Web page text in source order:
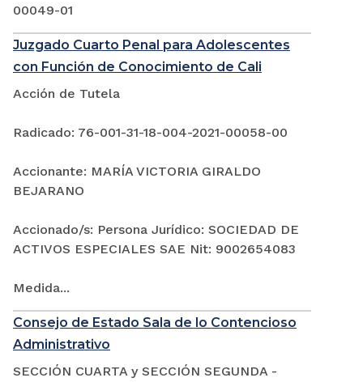
00049-01
Juzgado Cuarto Penal para Adolescentes
con Función de Conocimiento de Cali
Acción de Tutela
Radicado: 76-001-31-18-004-2021-00058-00
Accionante: MARÍA VICTORIA GIRALDO
BEJARANO
Accionado/s: Persona Jurídico: SOCIEDAD DE
ACTIVOS ESPECIALES SAE Nit: 9002654083
Medida...
Consejo de Estado Sala de lo Contencioso
Administrativo
SECCIÓN CUARTA y SECCIÓN SEGUNDA -